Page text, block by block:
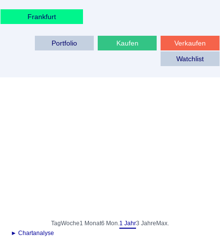
Frankfurt
Verkaufen
Kaufen
Portfolio
Watchlist
TagWoche1 Monat6 Mon.1 Jahr3 Jahre Max.
► Chartanalyse